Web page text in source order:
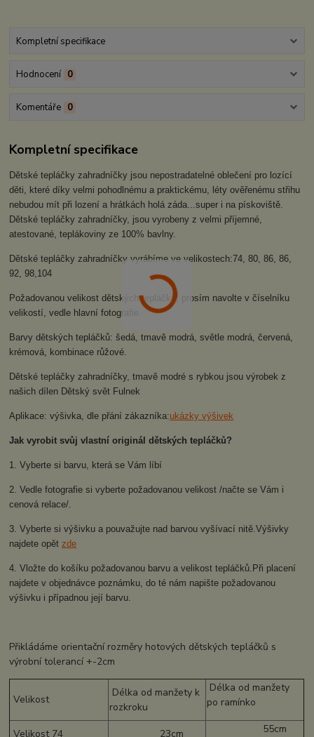
Kompletní specifikace
Hodnocení 0
Komentáře 0
Kompletní specifikace
Dětské tepláčky zahradníčky jsou nepostradatelné oblečení pro lozící
děti, které díky velmi pohodlnému a praktickému, léty ověřenému střihu
nebudou mít při lození a hrátkách holá záda...super i na pískoviště.
Dětské tepláčky zahradníčky, jsou vyrobeny z velmi příjemné,
atestované, teplákoviny ze 100% bavlny.
Dětské tepláčky zahradníčky vyrábíme ve velikostech:74, 80, 86, 86,
92, 98,104
Požadovanou velikost dětských tepláčků, prosím navolte v číselníku
velikostí, vedle hlavní fotografie.
Barvy dětských tepláčků: šedá, tmavě modrá, světle modrá, červená,
krémová, kombinace růžové.
Dětské tepláčky zahradníčky, tmavě modré s rybkou jsou výrobek z
našich dílen Dětský svět Fulnek
Aplikace: výšivka, dle přání zákazníka:ukázky výšivek
Jak vyrobit svůj vlastní originál dětských tepláčků?
1. Vyberte si barvu, která se Vám líbí
2. Vedle fotografie si vyberte požadovanou velikost /načte se Vám i
cenová relace/.
3. Vyberte si výšivku a pouvažujte nad barvou vyšívací nitě.Výšivky
najdete opětzde
4. Vložte do košíku požadovanou barvu a velikost tepláčků.Při placení
najdete v objednávce poznámku, do té nám napište požadovanou
výšivku i případnou její barvu.
Přikládáme orientační rozměry hotových dětských tepláčků s
výrobní tolerancí +-2cm
Velikost
Délka od manžety k
rozkroku
Délka od manžety
po ramínko
Velikost 74 23cm 55cm